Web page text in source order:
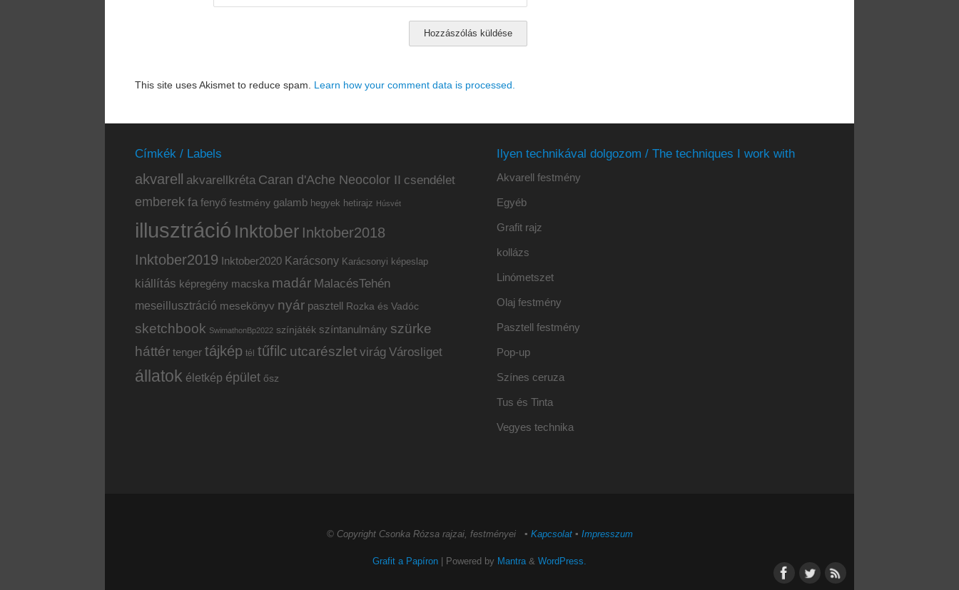
This site uses Akismet to reduce spam. Learn how your comment data is processed.
Címkék / Labels
akvarell akvarellkréta Caran d'Ache Neocolor II csendélet
emberek fa fenyő festmény galamb hegyek hetirajz Húsvét
illusztráció Inktober Inktober2018
Inktober2019 Inktober2020 Karácsony Karácsonyi képeslap
kiállítás képregény macska madár MalacésTehén
meseillusztráció mesekönyv nyár pasztell Rozka és Vadóc
sketchbook SwimathonBp2022 színjáték színtanulmány szürke
háttér tenger tájkép tél tűfilc utcarészlet virág Városliget
állatok életkép épület ősz
Ilyen technikával dolgozom / The techniques I work with
Akvarell festmény
Egyéb
Grafit rajz
kollázs
Linómetszet
Olaj festmény
Pasztell festmény
Pop-up
Színes ceruza
Tus és Tinta
Vegyes technika
© Copyright Csonka Rózsa rajzai, festményei ▪ Kapcsolat▪ Impresszum
Grafit a Papíron | Powered by Mantra & WordPress.